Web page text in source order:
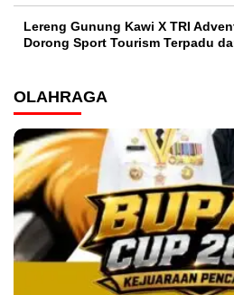
Lereng Gunung Kawi X TRI
Dorong Sport Tourism Terpadu
OLAHRAGA